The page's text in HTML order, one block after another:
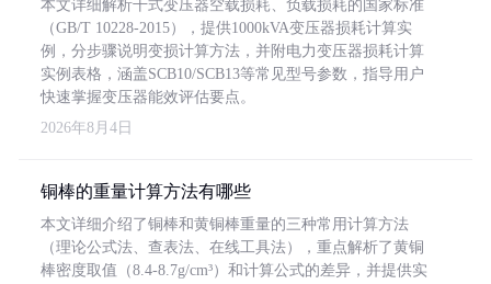
本文详细解析干式变压器空载损耗、负载损耗的国家标准
（GB/T 10228-2015），提供1000kVA变压器损耗计算实
例，分步骤说明变损计算方法，并附电力变压器损耗计算
实例表格，涵盖SCB10/SCB13等常见型号参数，指导用户
快速掌握变压器能效评估要点。
2026年8月4日
铜棒的重量计算方法有哪些
本文详细介绍了铜棒和黄铜棒重量的三种常用计算方法
（理论公式法、查表法、在线工具法），重点解析了黄铜
棒密度取值（8.4-8.7g/cm³）和计算公式的差异，并提供实